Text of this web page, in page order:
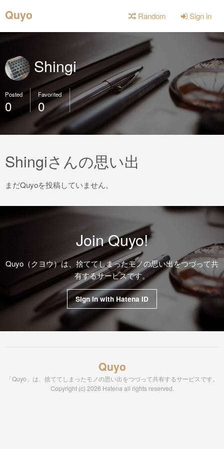
Quyo Random Sign in
Shingi
Posted
0
Favorited
0
Shingiさんの思い出
まだQuyoを投稿していません。
Join Quyo!
Quyo（クヨウ）は、捨ててしまったモノの思い出をつづって共
有するサービスです。
Sign in with Hatena ID
Quyo
「Quyo」は、捨ててしまったモノの思い出をつづって共有するサービスです。
Copyright (c) 2026 Hatena all rights reserved.